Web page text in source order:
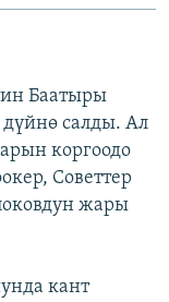
Баатыры
салды. Ал
коргоодо
Советтер
жары
кант